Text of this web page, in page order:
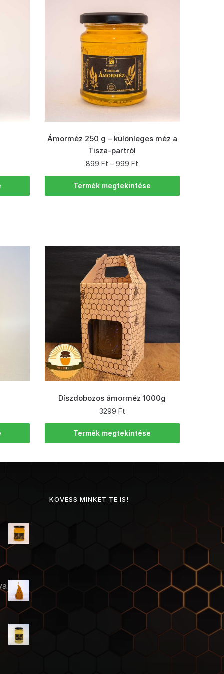
Ámorméz 250 g – különleges méz a
Tisza-partról
899Ft –999Ft
Termék megtekintése
Díszdobozos ámorméz 1000g
3299 Ft
Termék megtekintése
KÖVESS MINKET TE IS!